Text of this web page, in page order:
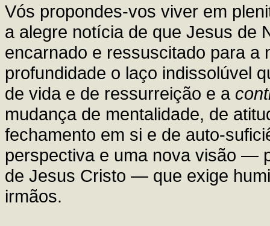
Vós propondes-vos viver em
a alegre notícia de que Jesus de
encarnado e ressuscitado para a
profundidade o laço indissolúvel
de vida e de ressurreição e a
mudança de mentalidade, de
fechamento em si e de auto-
perspectiva e uma nova visão —
de Jesus Cristo — que exige
irmãos.